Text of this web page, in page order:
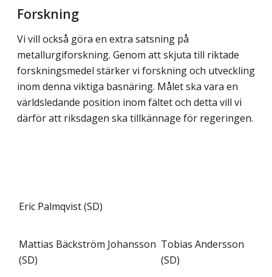
Forskning
Vi vill också göra en extra satsning på
metallurgiforskning. Genom att skjuta till riktade
forskningsmedel stärker vi forskning och utveckling
inom denna viktiga basnäring. Målet ska vara en
världsledande position inom fältet och detta vill vi
därför att riksdagen ska tillkännage för regeringen.
Eric Palmqvist (SD)
Mattias Bäckström Johansson
(SD)
Tobias Andersson
(SD)